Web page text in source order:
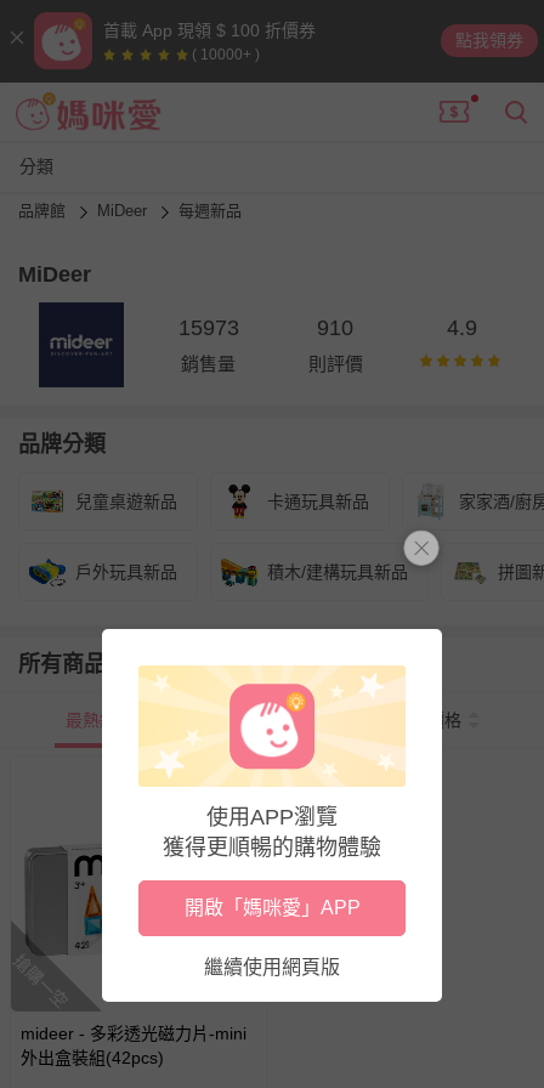
首載 App 現領 $ 100 折價券
( 10000+ )
點我領券
分類
品牌館 MiDeer 每週新品
MiDeer
15973
銷售量
910
則評價
4.9
品牌分類
兒童桌遊新品 卡通玩具新品 家家酒/廚
戶外玩具新品 積木/建構玩具新品 拼圖
所有商品
最熱銷 新上市 價格
搶購一空
mideer - 多彩透光磁力片-mini
外出盒裝組(42pcs)
使用APP瀏覽
獲得更順暢的購物體驗
開啟「媽咪愛」APP
繼續使用網頁版